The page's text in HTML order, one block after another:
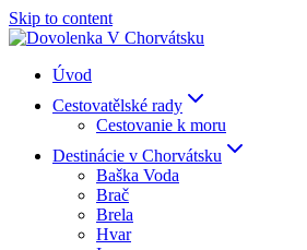
Skip to content
Úvod
Cestovatělské rady
Cestovanie k moru
Destinácie v Chorvátsku
Baška Voda
Brač
Brela
Hvar